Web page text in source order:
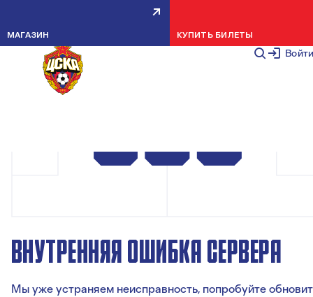
Войти
МАГАЗИН КУПИТЬ БИЛЕТЫ
ВНУТРЕННЯЯ ОШИБКА СЕРВЕРА
Мы уже устраняем неисправность, попробуйте